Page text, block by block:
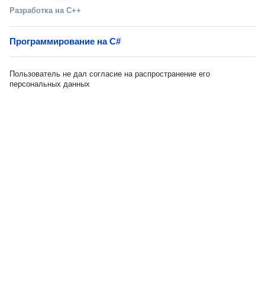
Разработка на С++
Программирование на C#
Пользователь не дал согласие на распространение его
персональных данных